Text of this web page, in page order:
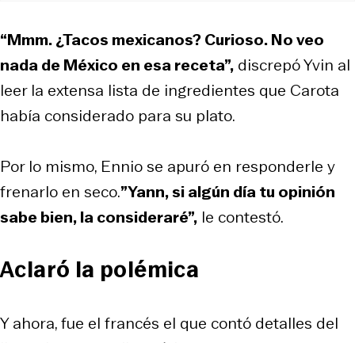
“Mmm. ¿Tacos mexicanos? Curioso. No veo
nada de México en esa receta”, discrepó Yvin al
leer la extensa lista de ingredientes que Carota
había considerado para su plato.
Por lo mismo, Ennio se apuró en responderle y
frenarlo en seco.”Yann, si algún día tu opinión
sabe bien, la consideraré”, le contestó.
Aclaró la polémica
Y ahora, fue el francés el que contó detalles del